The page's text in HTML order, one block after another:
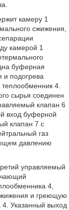
камеру 1
сжижения,
камерой 1
буферная
и подогрева
4.
сырья соединен
клапан 6
вход буферной
клапан 7 с
газ
давлению
управляемый
4,
и греющую
4. Указанный выход